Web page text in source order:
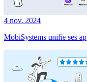
4 nov. 2024
MobiSystems uniﬁe ses